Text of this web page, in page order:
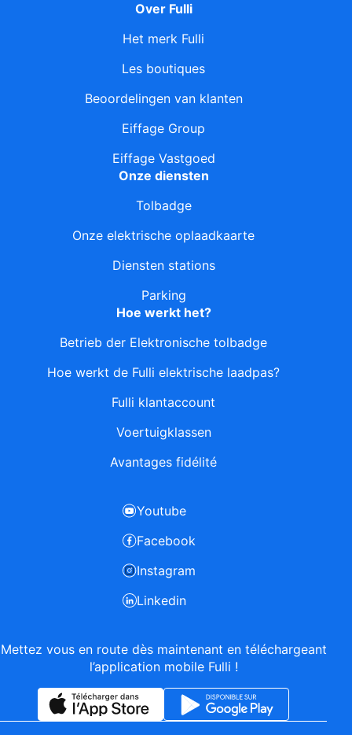
Mettez vous en route dès maintenant en téléchargeant
l’application mobile Fulli !
Over Fulli
Het merk Fulli
Les boutiques
Beoordelingen van klanten
Eiffage Group
Eiffage Vastgoed
Onze diensten
Tolbadge
Onze elektrische oplaadkaarte
Diensten stations
Parking
Hoe werkt het?
Betrieb der Elektronische tolbadge
Hoe werkt de Fulli elektrische laadpas?
Fulli klantaccount
Voertuigklassen
Avantages fidélité
Youtube
Facebook
Instagram
Linkedin